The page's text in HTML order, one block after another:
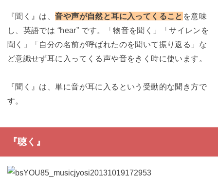
『聞く』は、音や声が自然と耳に入ってくること を意味
し、英語では “hear” です。「物音を聞く」「サイレンを
聞く」「自分の名前が呼ばれたのを聞いて振り返る」な
ど意識せず耳に入ってくる声や音をきく時に使います。
『聞く』は、単に音が耳に入るという受動的な聞き方で
す。
『聴く』